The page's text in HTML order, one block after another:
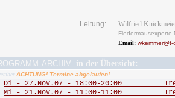
Leitung: Wilfried
Fledermausexperte
Email:
archiv in der Übersicht:
ACHTUNG! Termine abgelaufen!
Di - 27.Nov.07 - 18:00-20:00
Mi - 21.Nov.07 - 11:00-11:00